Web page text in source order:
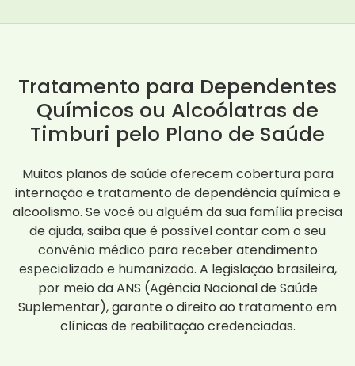
Tratamento para Dependentes
Químicos ou Alcoólatras de
Timburi pelo Plano de Saúde
Muitos planos de saúde oferecem cobertura para
internação e tratamento de dependência química e
alcoolismo. Se você ou alguém da sua família precisa
de ajuda, saiba que é possível contar com o seu
convênio médico para receber atendimento
especializado e humanizado. A legislação brasileira,
por meio da ANS (Agência Nacional de Saúde
Suplementar), garante o direito ao tratamento em
clínicas de reabilitação credenciadas.